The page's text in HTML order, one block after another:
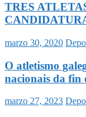
TRES
marzo 30, 2020
O atletismo
nacionais da fin
marzo 27, 2023